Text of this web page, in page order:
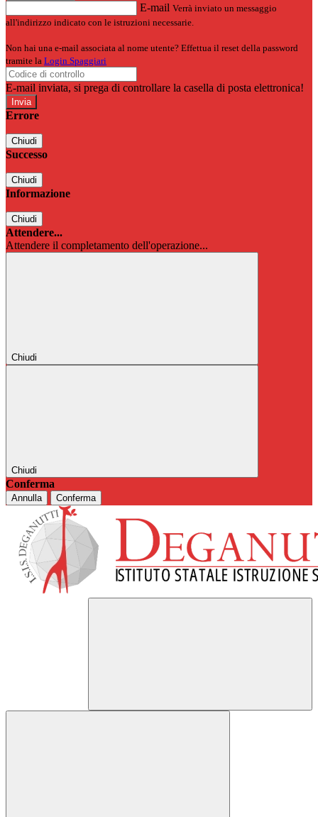
E-mail Verrà inviato un messaggio
all'indirizzo indicato con le istruzioni necessarie.
Non hai una e-mail associata al nome utente? Effettua il reset della password
tramite la Login Spaggiari
E-mail inviata, si prega di controllare la casella di posta elettronica!
Errore
Chiudi
Successo
Chiudi
Informazione
Chiudi
Attendere...
Attendere il completamento dell'operazione...
Chiudi
Chiudi
Conferma
Annulla Conferma